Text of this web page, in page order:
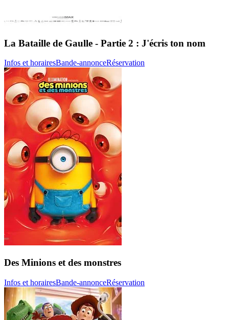
La Bataille de Gaulle - Partie 2 : J'écris ton nom
Infos et horairesBande-annonceRéservation
Des Minions et des monstres
Infos et horairesBande-annonceRéservation